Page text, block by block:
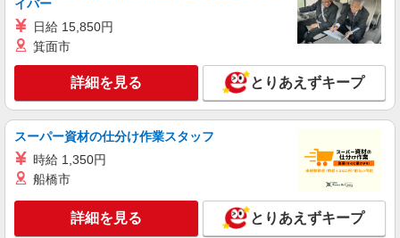
8月開始★［ひたちなか×日勤作業］時給1250
茨城県ひたちなか市／最寄駅：勝田駅 ≪車
通勤可≫ 敷地内無料駐車場あり！
キープ
派遣社員
（水戸）/26-0369546
［安定×長期★］月収20万以上★残業なし☆作
イバー
日給 15,850円
箕面市
詳細を見る とりあえずキープ
スーパー資材の仕分け作業スタッフ
時給 1,350円
船橋市
詳細を見る とりあえずキープ